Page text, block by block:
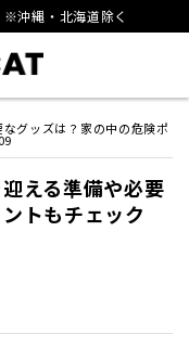
※沖縄・北海道除く
グッズは？家の中の危険ポ
える準備や必要
トもチェック